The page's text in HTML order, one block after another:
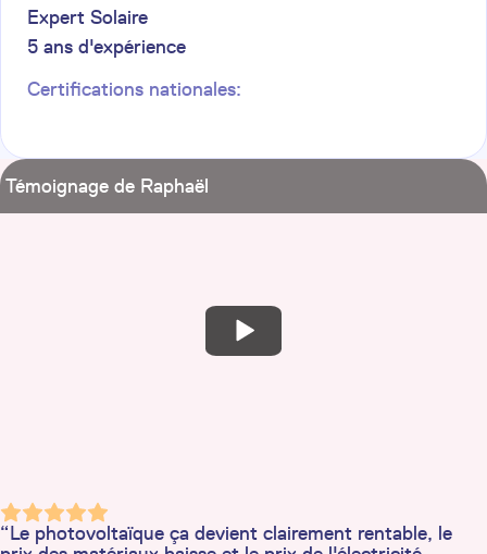
Expert Solaire
5 ans d'expérience
Certifications nationales:
Témoignage de Raphaël
“Le photovoltaïque ça devient clairement rentable, le